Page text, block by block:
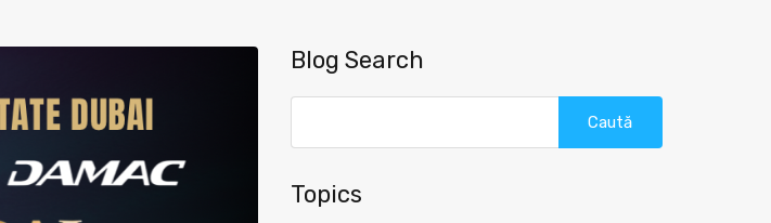
Blog Search
după:
Topics